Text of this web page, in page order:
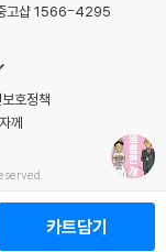
카트담기
고샵 1566-4295
호정책
께